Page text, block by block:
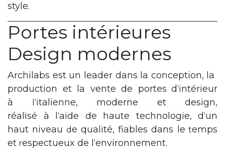
style.
Portes intérieures
Design modernes
Archilabs est un leader dans la conception, la
production et la vente de portes d‘intérieur
à
‘italienne, moderne et
design,
réalisé à
l‘aide de haute
technologie, d‘un
haut niveau de qualité, fiables dans le temps
et respectueux de l‘environnement.